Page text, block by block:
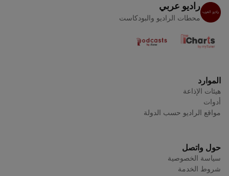
راديو عربي
محطات الراديو والبودكاست
الموارد
هيئات الإذاعة
أدوات
مواقع الراديو حسب الدولة
حول واتصل
سياسة الخصوصية
شروط الخدمة